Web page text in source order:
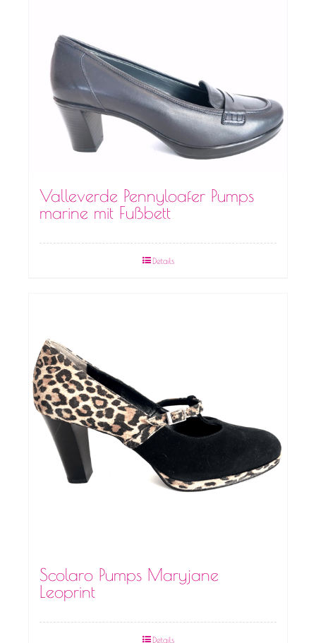
Valleverde Pennyloafer Pumps
marine mit Fußbett
Details
Scolaro Pumps Maryjane
Leoprint
Details